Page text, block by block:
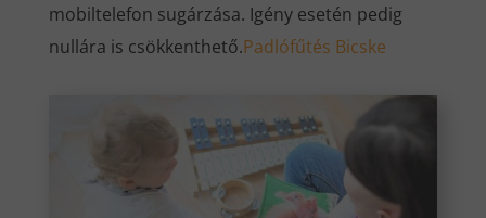
mobiltelefon sugárzása. Igény esetén pedig
nullára is csökkenthető.Padlófűtés Bicske